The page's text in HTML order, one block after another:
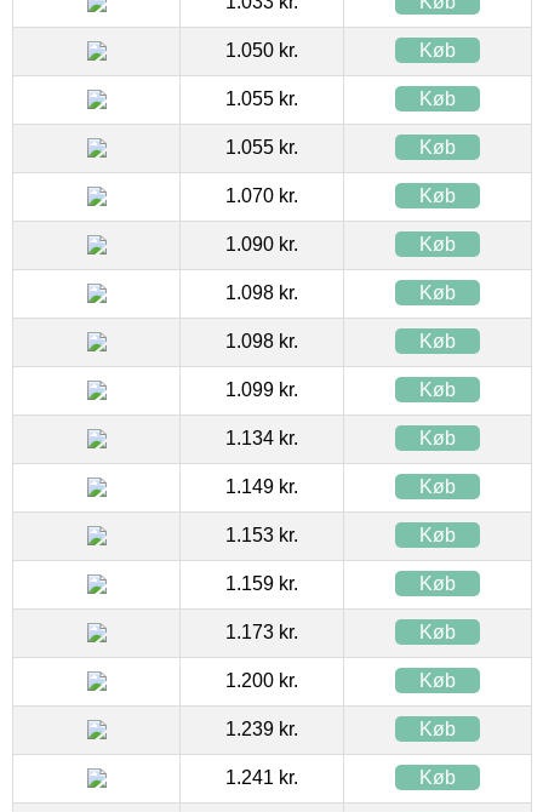
1.050 kr. Køb
1.055 kr. Køb
1.055 kr. Køb
1.070 kr. Køb
1.090 kr. Køb
1.098 kr. Køb
1.098 kr. Køb
1.099 kr. Køb
1.134 kr. Køb
1.149 kr. Køb
1.153 kr. Køb
1.159 kr. Køb
1.173 kr. Køb
1.200 kr. Køb
1.239 kr. Køb
1.241 kr. Køb